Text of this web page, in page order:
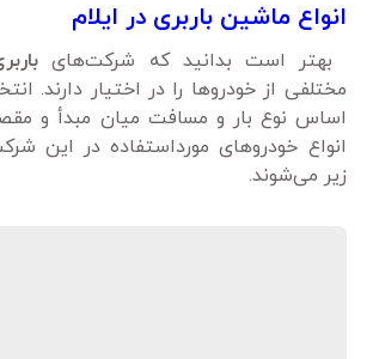
انواع ماشین باربری در ایلام
بهتر است بدانید که شرکت‌های
مختلفی از خودروها را در اختیار دارند.
اساس نوع بار و مسافت میان مبدأ و
انواع خودروهای مورداستفاده در این
زیر می‌شوند.